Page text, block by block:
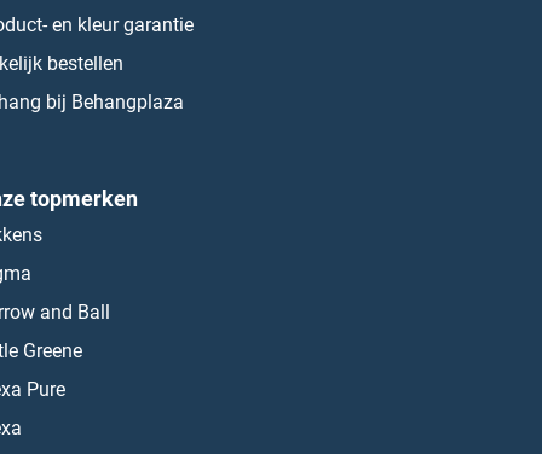
en kleur garantie
bestellen
bij Behangplaza
topmerken
and Ball
Greene
Pure